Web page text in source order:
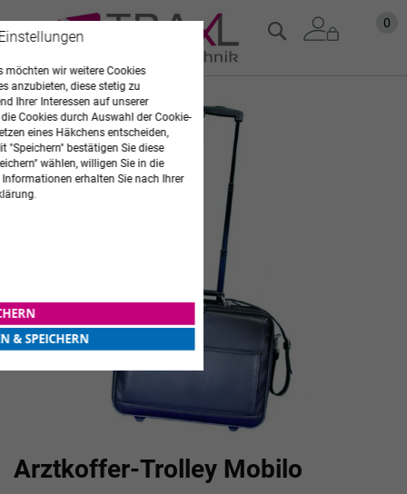
Zum
Inhalt
0
Suche
Arztkoffer-Trolley Mobilo
Zum
Ende
der
Bildgalerie
springen
Anfang
der
möchten wir weitere Cookies
anzubieten, diese stetig zu
Ihrer Interessen auf unserer
Cookies durch Auswahl der Cookie-
eines Häkchens entscheiden,
"Speichern" bestätigen Sie diese
wählen, willigen Sie in die
erhalten Sie nach Ihrer
& SPEICHERN